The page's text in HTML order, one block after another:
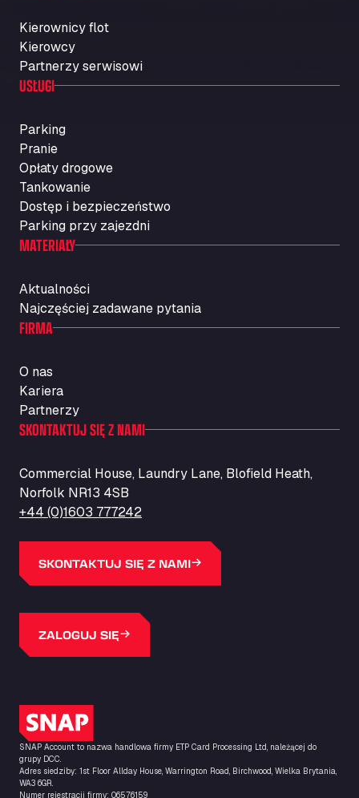
Kierownicy flot
Kierowcy
Partnerzy serwisowi
USŁUGI
Parking
Pranie
Opłaty drogowe
Tankowanie
Dostęp i bezpieczeństwo
Parking przy zajezdni
MATERIAŁY
Aktualności
Najczęściej zadawane pytania
FIRMA
O nas
Kariera
Partnerzy
SKONTAKTUJ SIĘ Z NAMI
Commercial House, Laundry Lane, Blofield Heath,
Norfolk NR13 4SB
+44 (0)1603 777242
SKONTAKTUJ SIĘ Z NAMI
ZALOGUJ SIĘ
Logo SNAP
SNAP Account to nazwa handlowa firmy ETP Card Processing Ltd, należącej do
grupy DCC.
Adres siedziby: 1st Floor Allday House, Warrington Road, Birchwood, Wielka Brytania,
WA3 6GR.
Numer rejestracji firmy: 06576159